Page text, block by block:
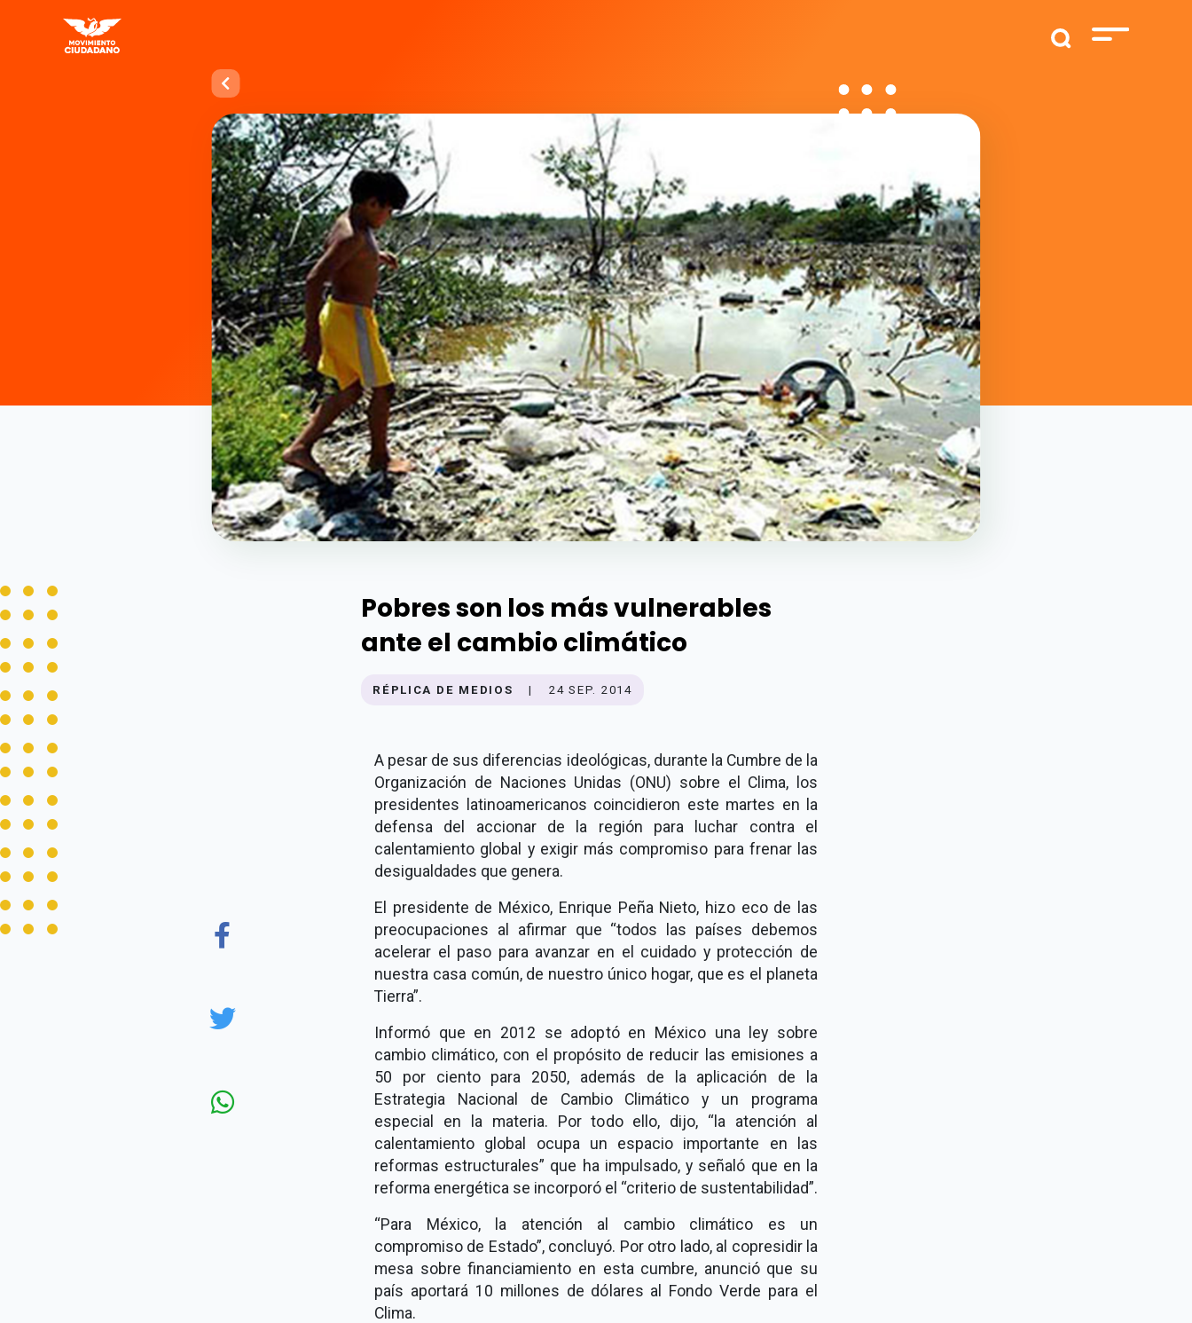
Pobres son los más vulnerables
ante el cambio climático
RÉPLICA DE MEDIOS | 24 SEP. 2014
A pesar de sus diferencias ideológicas, durante la Cumbre de la
Organización de Naciones Unidas (ONU) sobre el Clima, los
presidentes latinoamericanos coincidieron este martes en la
defensa del accionar de la región para luchar contra el
calentamiento global y exigir más compromiso para frenar las
desigualdades que genera.
El presidente de México, Enrique Peña Nieto, hizo eco de las
preocupaciones al afirmar que
todos las países debemos
acelerar el paso para avanzar en el cuidado y protección de
nuestra casa común, de nuestro único hogar, que es el planeta
Tierra .
Informó que en 2012 se adoptó en México una ley sobre
cambio climático, con el propósito de reducir las emisiones a
50 por ciento para 2050, además de la aplicación de la
Estrategia Nacional de Cambio Climático y un programa
especial en la materia. Por todo ello, dijo,
la atención al
calentamiento global ocupa un espacio importante en las
reformas estructurales
que ha impulsado, y señaló que en la
reforma energética se incorporó el
criterio de sustentabilidad .
Para México, la atención al cambio climático es un
compromiso de Estado , concluyó. Por otro lado, al copresidir la
mesa sobre financiamiento en esta cumbre, anunció que su
país aportará 10 millones de dólares al Fondo Verde para el
Clima.